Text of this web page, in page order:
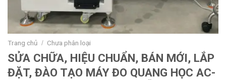
Trang chủ / Chưa phân loại
SỬA CHỮA, HIỆU CHUẨN, BÁN MỚI, LẮP
ĐẶT, ĐÀO TẠO MÁY ĐO QUANG HỌC AC-